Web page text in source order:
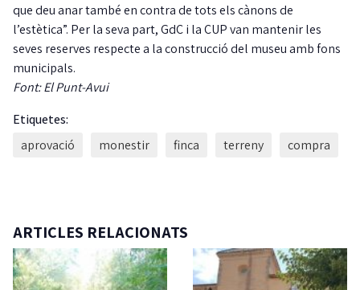
que deu anar també en contra de tots els cànons de
l’estètica”. Per la seva part, GdC i la CUP van mantenir les
seves reserves respecte a la construcció del museu amb fons
municipals.
Font: El Punt-Avui
Etiquetes:
aprovació
monestir finca terreny compra
ARTICLES RELACIONATS